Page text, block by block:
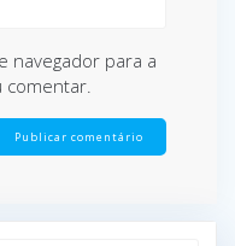
navegador para a